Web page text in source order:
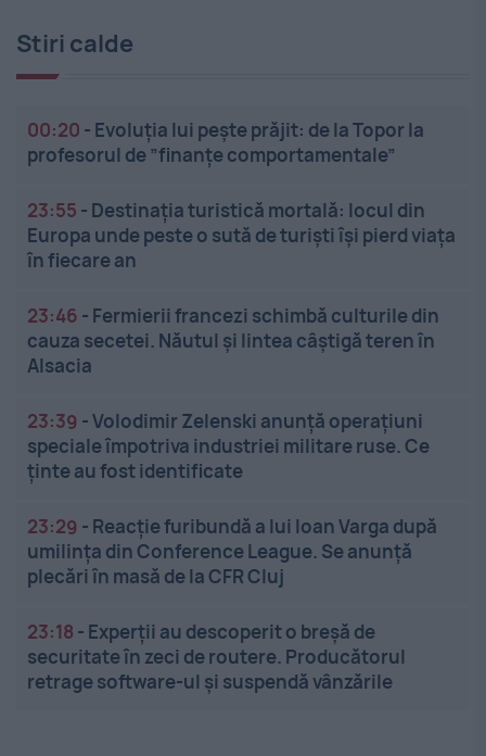
Stiri calde
00:20 - Evoluția lui pește prăjit: de la Topor la
profesorul de ”finanțe comportamentale”
23:55 - Destinația turistică mortală: locul din
Europa unde peste o sută de turiști își pierd viața
în fiecare an
23:46 - Fermierii francezi schimbă culturile din
cauza secetei. Năutul și lintea câștigă teren în
Alsacia
23:39 -Volodimir Zelenski anunță operațiuni
speciale împotriva industriei militare ruse. Ce
ținte au fost identificate
23:29 - Reacție furibundă a lui Ioan Varga după
umilința din Conference League. Se anunță
plecări în masă de la CFR Cluj
23:18 - Experții au descoperit o breșă de
securitate în zeci de routere. Producătorul
retrage software-ul și suspendă vânzările